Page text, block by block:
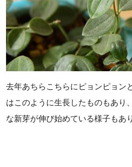
去年あちらこちらにピョンピョン
はこのように生長したものもあり
な新芽が伸び始めている様子もあ